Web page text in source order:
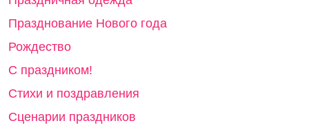
Празднование Нового года
Рождество
С праздником!
Стихи и поздравления
Сценарии праздников